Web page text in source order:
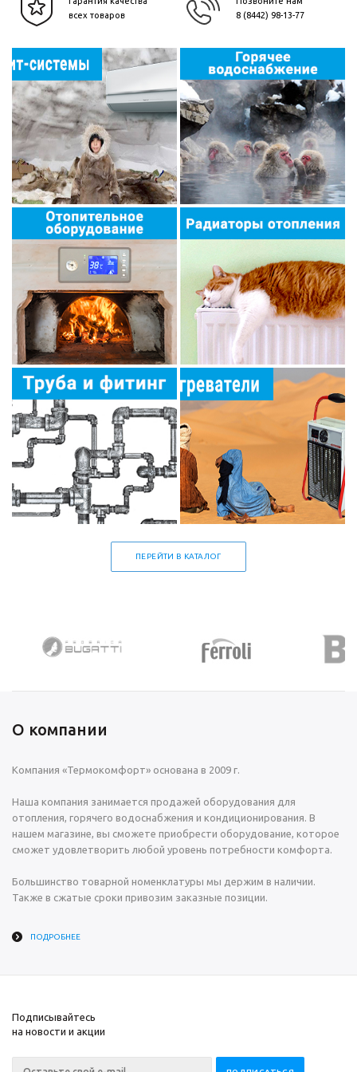
всех товаров
8 (8442) 98-13-77
ПЕРЕЙТИ В КАТАЛОГ
О компании
Компания «Термокомфорт» основана в 2009 г.
Наша компания занимается продажей оборудования для
отопления, горячего водоснабжения и кондиционирования. В
нашем магазине, вы сможете приобрести оборудование, которое
сможет удовлетворить любой уровень потребности комфорта.
Большинство товарной номенклатуры мы держим в наличии.
Также в сжатые сроки привозим заказные позиции.
ПОДРОБНЕЕ
Подписывайтесь
на новости и акции